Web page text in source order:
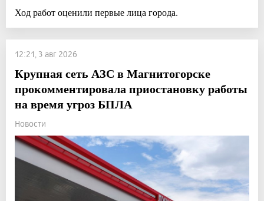
Ход работ оценили первые лица города.
12:21, 3 авг 2026
Крупная сеть АЗС в Магнитогорске
прокомментировала приостановку работы
на время угроз БПЛА
Новости